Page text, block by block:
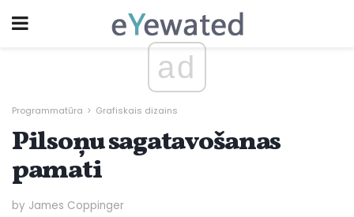
ad
Programmatūra Grafiskais dizains
Pilsoņu sagatavošanas
pamati
by James Coppinger